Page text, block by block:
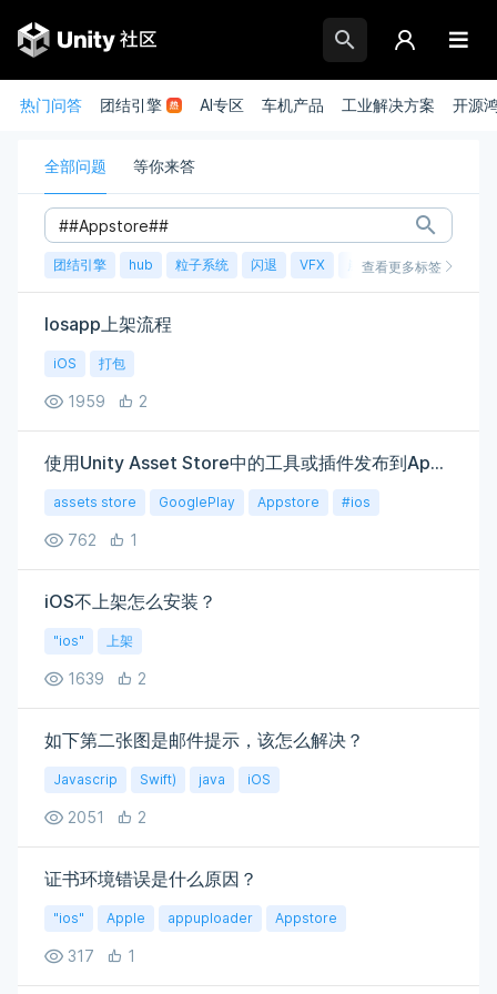
热门问答 团结引擎 AI专区 车机产品 工业解决方案 开源
全部问题 等你来答
团结引擎 hub 粒子系统 闪退 VFX 崩溃 账号 渲染
查看更多标签
Iosapp上架流程
iOS 打包
1959 2
使用Unity Asset Store中的工具或插件发布到AppStore可以吗
assets store GooglePlay Appstore #ios
762 1
iOS不上架怎么安装？
"ios" 上架
1639 2
如下第二张图是邮件提示，该怎么解决？
Javascrip Swift) java iOS
2051 2
证书环境错误是什么原因？
"ios" Apple appuploader Appstore
317 1